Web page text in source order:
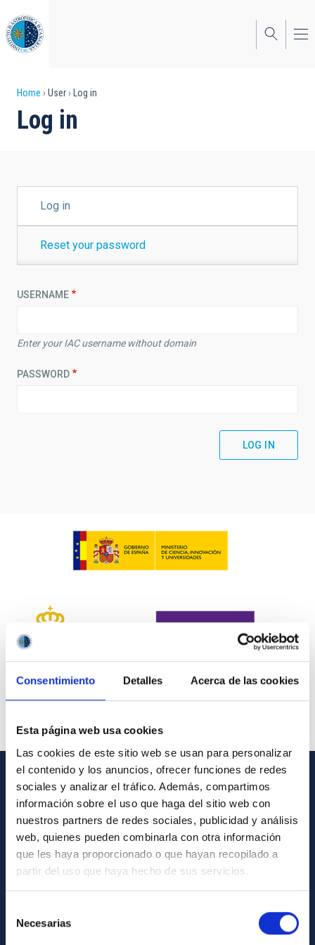
Consentimiento Detalles Acerca de las cookies
Esta página web usa cookies
Las cookies de este sitio web se usan para personalizar
el contenido y los anuncios, ofrecer funciones de redes
sociales y analizar el tráfico. Además, compartimos
información sobre el uso que haga del sitio web con
nuestros partners de redes sociales, publicidad y análisis
web, quienes pueden combinarla con otra información
que les haya proporcionado o que hayan recopilado a
partir del uso que haya hecho de sus servicios.
Necesarias
to
main
content
Breadcrumb
Home User Log in
Log in
TABSLog in
Reset your password
USERNAME
Enter your IAC username without domain
PASSWORD
GENERAL INFORMATION
Contact
How to get to the IAC
List of personnel
Library
General register